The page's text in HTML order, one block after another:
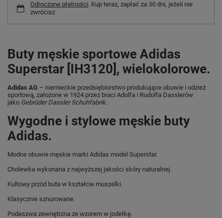
Odroczone płatności. Kup teraz, zapłać za 30 dni, jeżeli nie
zwrócisz
Buty męskie sportowe Adidas
Superstar [IH3120], wielokolorowe.
Adidas AG – niemieckie przedsiębiorstwo produkujące obuwie i odzież
sportową, założone w 1924 przez braci Adolfa i Rudolfa Dasslerów
jako Gebrüder Dassler Schuhfabrik.
Wygodne i stylowe męskie buty
Adidas.
Modne obuwie męskie marki Adidas model Superstar.
Cholewka wykonana z najwyższej jakości skóry naturalnej.
Kultowy przód buta w kształcie muszelki.
Klasycznie sznurowane.
Podeszwa zewnętrzna ze wzorem w jodełkę.